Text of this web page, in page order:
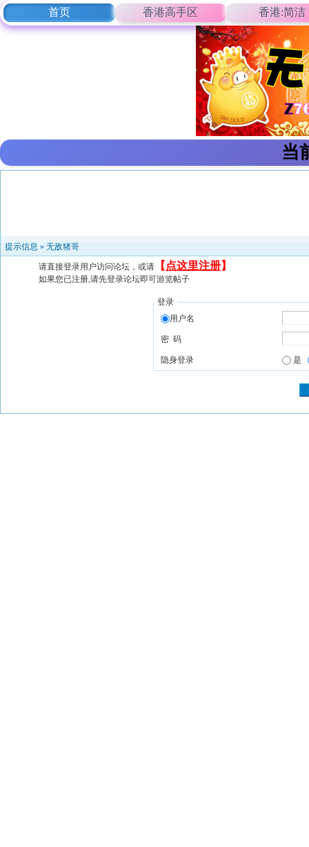
首页 香港高手区 香港:简洁
当
提示信息 » 无敌猪哥
请直接登录用户访问论坛，或请 【 点这里注册】
如果您已注册,请先登录论坛即可游览帖子
登录
用户名
密 码
隐身登录 是